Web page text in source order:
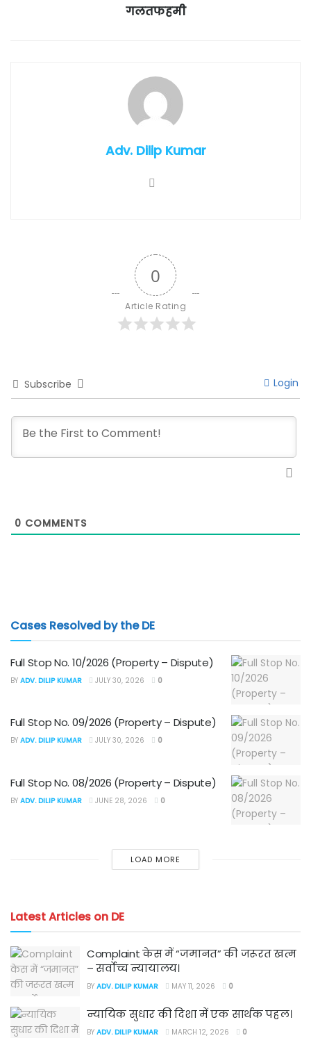
गलतफहमी
Adv. Dilip Kumar
0
Article Rating
Subscribe Login
0 COMMENTS
Cases Resolved by the DE
Full Stop No. 10/2026 (Property – Dispute)
BY ADV. DILIP KUMAR JULY 30, 2026 0
Full Stop No. 09/2026 (Property – Dispute)
BY ADV. DILIP KUMAR JULY 30, 2026 0
Full Stop No. 08/2026 (Property – Dispute)
BY ADV. DILIP KUMAR JUNE 28, 2026 0
LOAD MORE
Latest Articles on DE
Complaint केस में “जमानत” की जरूरत खत्म
– सर्वोच्च न्यायालय।
BY ADV. DILIP KUMAR MAY 11, 2026 0
न्यायिक सुधार की दिशा में एक सार्थक पहल।
BY ADV. DILIP KUMAR MARCH 12, 2026 0